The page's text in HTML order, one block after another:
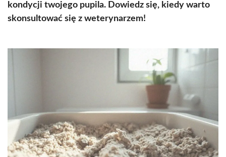
kondycji twojego pupila. Dowiedz się, kiedy warto
skonsultować się z weterynarzem!